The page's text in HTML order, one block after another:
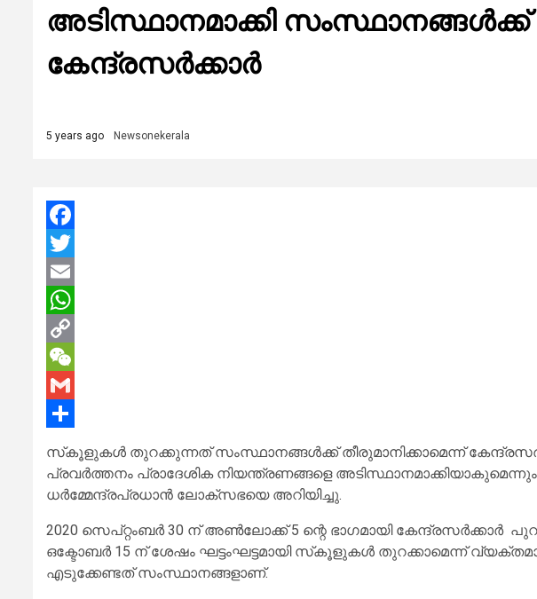
അടിസ്ഥാനമാക്കി സംസ്ഥാനങ്ങള്‍ക്ക്
കേന്ദ്രസര്‍ക്കാര്‍
5 years ago Newsonekerala
Facebook
Twitter
Email
WhatsApp
Copy
Link
WeChat
Gmail
സ്‌കൂളുകള്‍ തുറക്കുന്നത് സംസ്ഥാനങ്ങള്‍ക്ക് തീരുമാനിക്കാമെന്ന്
പ്രവര്‍ത്തനം പ്രാദേശിക നിയന്ത്രണങ്ങളെ അടിസ്ഥാനമാക്കിയാകുമെന്നും
ധര്‍മ്മേന്ദ്രപ്രധാന്‍ ലോക്‌സഭയെ അറിയിച്ചു.
2020 സെപ്റ്റംബര്‍ 30 ന് അണ്‍ലോക്ക് 5 ന്റെ ഭാഗമായി കേന്ദ്രസര്‍ക്കാര്‍
ഒക്ടോബര്‍ 15 ന് ശേഷം ഘട്ടംഘട്ടമായി സ്‌കൂളുകള്‍ തുറക്കാമെന്ന്
എടുക്കേണ്ടത് സംസ്ഥാനങ്ങളാണ്.